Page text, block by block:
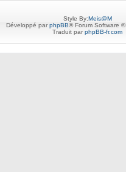
Style By:Meis@M
Développé parphpBB® Forum Software
Traduit parphpBB-fr.com